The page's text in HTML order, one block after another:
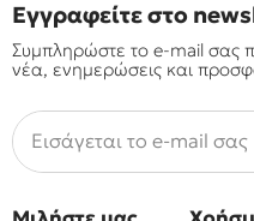
Εγγραφείτε στο
Συμπληρώστε το e-mail σας
νέα, ενημερώσεις και